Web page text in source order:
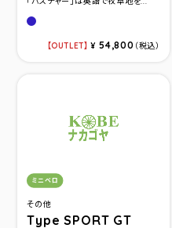
グロスネイビー
OUTLET ¥ 54,800 （税込）
その他
Type SPORT GT
カテゴリ：
ミニベロ